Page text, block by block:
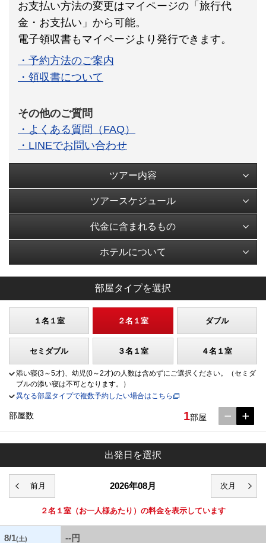
お支払い方法の変更はマイページの「旅行代
金・お支払い」から可能。
電子領収書もマイページより発行できます。
・予約方法のご案内
・領収書について
その他のご質問
・よくある質問（FAQ）
・LINEでお問い合わせ
ツアー内容
ツアースケジュール
代金に含まれるもの
ホテルについて
部屋タイプを選択
１名１室 ２名１室 ダブル
セミダブル ３名１室 ４名１室
添い寝(3～5才)、幼児(0～2才)の人数は含めずにご選択ください。（セミダ
ブルの添い寝は不可となります。）
異なる部屋タイプで複数予約したい場合はこちら
部屋数 1部屋
出発日を選択
2026年08月
２名１室 （お一人様あたり）の料金を表示しています
8/1(土) --円